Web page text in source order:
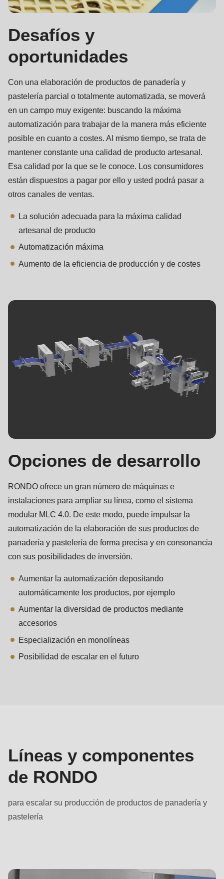
null
to
parameter
#1
($string)
type
string
is
deprecated
in
Drupal\rondo_contact\ContactService-
>Drupal\rondo_contact\
{closure}
()
592
parameter
deprecated
Drupal\rondo_contact\ContactService-
>Drupal\rondo_contact\
{closure}
()
(line
597
of
modules/custom/rondo_contact/src/ContactService.php
Deprecated
mb_substr():
Passing
type
string
deprecated
in
()
Desafíos y
oportunidades
Con una elaboración de productos de panadería y
pastelería parcial o totalmente automatizada, se moverá
en un campo muy exigente: buscando la máxima
automatización para trabajar de la manera más eficiente
posible en cuanto a costes. Al mismo tiempo, se trata de
mantener constante una calidad de producto artesanal.
Esa calidad por la que se le conoce. Los consumidores
están dispuestos a pagar por ello y usted podrá pasar a
otros canales de ventas.
La solución adecuada para la máxima calidad
artesanal de producto
Automatización máxima
Aumento de la eficiencia de producción y de costes
Opciones de desarrollo
RONDO ofrece un gran número de máquinas e
instalaciones para ampliar su línea, como el sistema
modular MLC 4.0. De este modo, puede impulsar la
automatización de la elaboración de sus productos de
panadería y pastelería de forma precisa y en consonancia
con sus posibilidades de inversión.
Aumentar la automatización depositando
automáticamente los productos, por ejemplo
Aumentar la diversidad de productos mediante
accesorios
Especialización en monolíneas
Posibilidad de escalar en el futuro
Líneas y componentes
de RONDO
para escalar su producción de productos de panadería y
pastelería